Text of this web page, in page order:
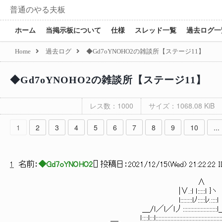
普通のやる夫板
ホーム 当掲示板について 仕様 スレッド一覧 過去ログ
Home 過去ログ ◆Gd7oYNOHO2の雑談所【ステージ11】
◆Gd7oYNOHO2の雑談所【ステージ11】
レス数：1000 サイズ：1068.08 KiB
1 2 3 4 5 6 7 8 9 10 ...
1 名前： ◆Gd7oYNOHO2 ] 投稿日： 2021/12/15(Wed) 21:22:22
∧
|∨.:l ｌ:::::ｌ }ヽ
l::::::::lﾉ:::::ﾚ.::::l
＿/ｌ／l／l丿:::::::::::::::::::::::l＿＿
＿ ｌ